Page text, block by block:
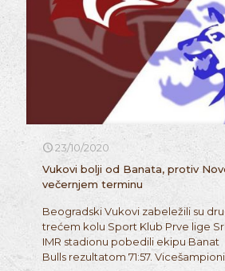
23/10/2020
Vukovi bolji od Banata, protiv
večernjem terminu
Beogradski Vukovi zabeležili su
trećem kolu Sport Klub Prve lige
IMR stadionu pobedili ekipu Banat
Bulls rezultatom 71:57.